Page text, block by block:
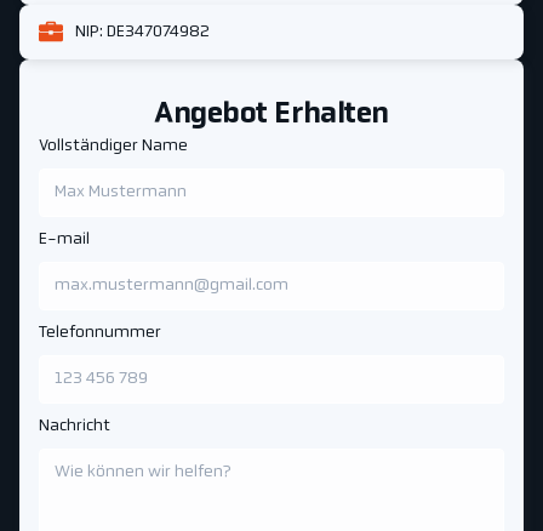
Angebot Erhalten
Vollständiger Name
E-mail
Telefonnummer
Nachricht
NIP: DE347074982